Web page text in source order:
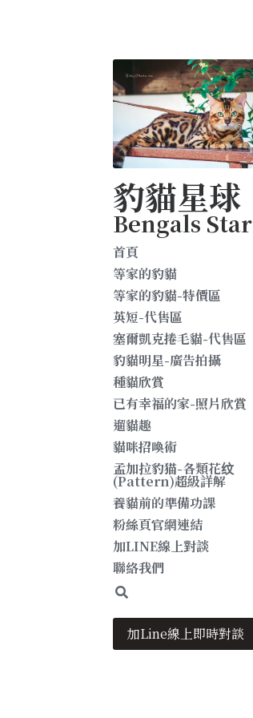
豹貓星球
Bengals Star
首頁
等家的豹貓
等家的豹貓-特價區
英短-代售區
塞爾凱克捲毛貓-代售區
豹貓明星-廣告拍攝
種貓欣賞
已有幸福的家-照片欣賞
遛貓趣
貓咪招喚術
孟加拉豹猫-各類花纹
(Pattern)超級詳解
養貓前的準備功課
粉絲頁官網連結
加LINE線上對談
聯絡我們
加Line線上即時對談